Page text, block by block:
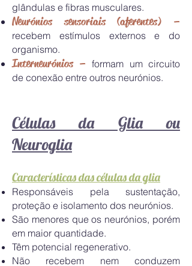
glândulas e fibras musculares.
Neurónios sensoriais (aferentes) –
recebem estímulos externos e do
organismo.
Interneurónios – formam um circuito
de conexão entre outros neurónios.
Células da Glia ou
Neuroglia
Características das células da glia
Responsáveis pela sustentação,
proteção e isolamento dos neurónios.
São menores que os neurónios, porém
em maior quantidade.
Têm potencial regenerativo.
Não recebem nem conduzem